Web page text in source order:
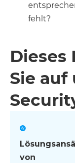
fehlt?
Dieses
Sie auf
von